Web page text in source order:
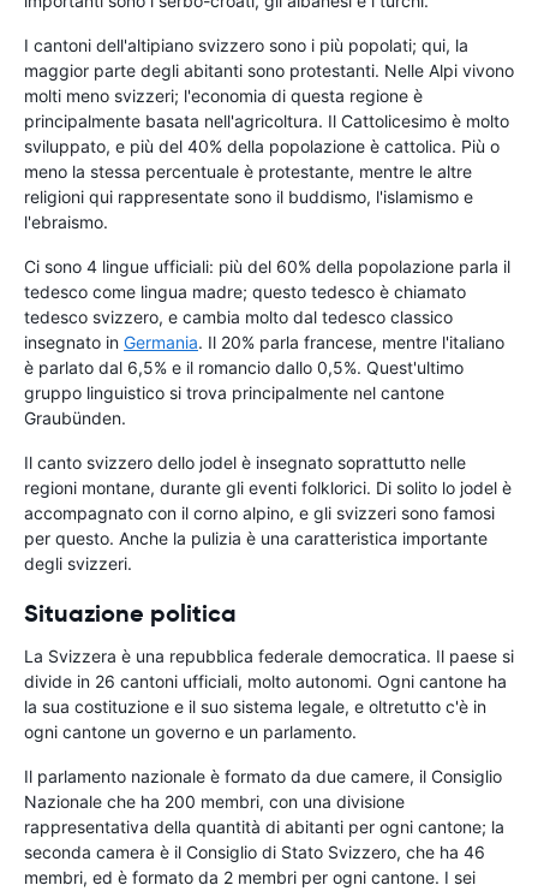
I cantoni dell'altipiano svizzero sono i più popolati; qui, la
maggior parte degli abitanti sono protestanti. Nelle Alpi vivono
molti meno svizzeri; l'economia di questa regione è
principalmente basata nell'agricoltura. Il Cattolicesimo è molto
sviluppato, e più del 40% della popolazione è cattolica. Più o
meno la stessa percentuale è protestante, mentre le altre
religioni qui rappresentate sono il buddismo, l'islamismo e
l'ebraismo.
Ci sono 4 lingue ufficiali: più del 60% della popolazione parla il
tedesco come lingua madre; questo tedesco è chiamato
tedesco svizzero, e cambia molto dal tedesco classico
insegnato in Germania. Il 20% parla francese, mentre l'italiano
è parlato dal 6,5% e il romancio dallo 0,5%. Quest'ultimo
gruppo linguistico si trova principalmente nel cantone
Graubünden.
Il canto svizzero dello jodel è insegnato soprattutto nelle
regioni montane, durante gli eventi folklorici. Di solito lo jodel è
accompagnato con il corno alpino, e gli svizzeri sono famosi
per questo. Anche la pulizia è una caratteristica importante
degli svizzeri.
Situazione politica
La Svizzera è una repubblica federale democratica. Il paese si
divide in 26 cantoni ufficiali, molto autonomi. Ogni cantone ha
la sua costituzione e il suo sistema legale, e oltretutto c'è in
ogni cantone un governo e un parlamento.
Il parlamento nazionale è formato da due camere, il Consiglio
Nazionale che ha 200 membri, con una divisione
rappresentativa della quantità di abitanti per ogni cantone; la
seconda camera è il Consiglio di Stato Svizzero, che ha 46
membri, ed è formato da 2 membri per ogni cantone. I sei